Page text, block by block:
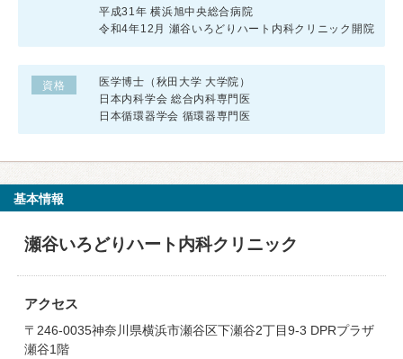
平成31年 横浜旭中央総合病院
令和4年12月 瀬谷いろどりハート内科クリニック開院
資格
医学博士（秋田大学 大学院）
日本内科学会 総合内科専門医
日本循環器学会 循環器専門医
基本情報
瀬谷いろどりハート内科クリニック
アクセス
〒246-0035神奈川県横浜市瀬谷区下瀬谷2丁目9-3 DPRプラザ
瀬谷1階